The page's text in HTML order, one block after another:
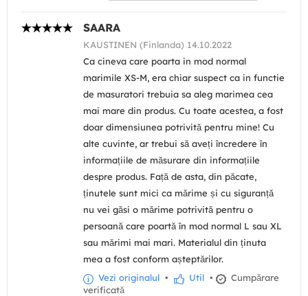
SAARA
KAUSTINEN (Finlanda) 14.10.2022
Ca cineva care poarta in mod normal
marimile XS-M, era chiar suspect ca in functie
de masuratori trebuia sa aleg marimea cea
mai mare din produs. Cu toate acestea, a fost
doar dimensiunea potrivită pentru mine! Cu
alte cuvinte, ar trebui să aveți încredere în
informațiile de măsurare din informațiile
despre produs. Față de asta, din păcate,
ținutele sunt mici ca mărime și cu siguranță
nu vei găsi o mărime potrivită pentru o
persoană care poartă în mod normal L sau XL
sau mărimi mai mari. Materialul din ținuta
mea a fost conform așteptărilor.
Vezi originalul • Util •
Cumpărare
verificată